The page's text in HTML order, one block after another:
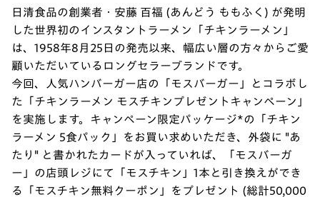
日清食品の創業者・安藤 百福 (あんどう ももふく) が発明
した世界初のインスタントラーメン「チキンラーメン」
は、1958年8月25日の発売以来、幅広い層の方々からご愛
顧いただいているロングセラーブランドです。
今回、人気ハンバーガー店の「モスバーガー」とコラボし
た「チキンラーメン モスチキンプレゼントキャンペーン」
を実施します。キャンペーン限定パッケージ*の「チキン
ラーメン 5食パック」をお買い求めいただき、外袋に "あ
たり" と書かれたカードが入っていれば、「モスバーガ
ー」の店頭レジにて「モスチキン」1本と引き換えができ
る「モスチキン無料クーポン」をプレゼント (総計50,000